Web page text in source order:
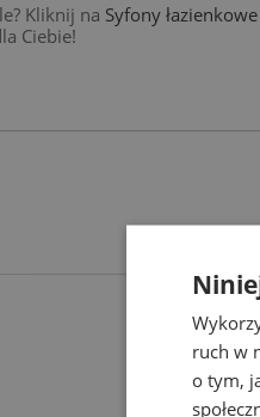
Kliknij na Syfony
Ciebie!
ruch w
o tym,